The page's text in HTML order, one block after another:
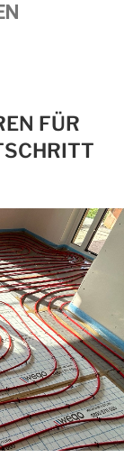
FÜR